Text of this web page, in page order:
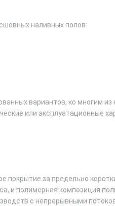
наливных полов:
вариантов, ко многим
или эксплуатационные
покрытие за предельно
и полимерная композиция
с непрерывными